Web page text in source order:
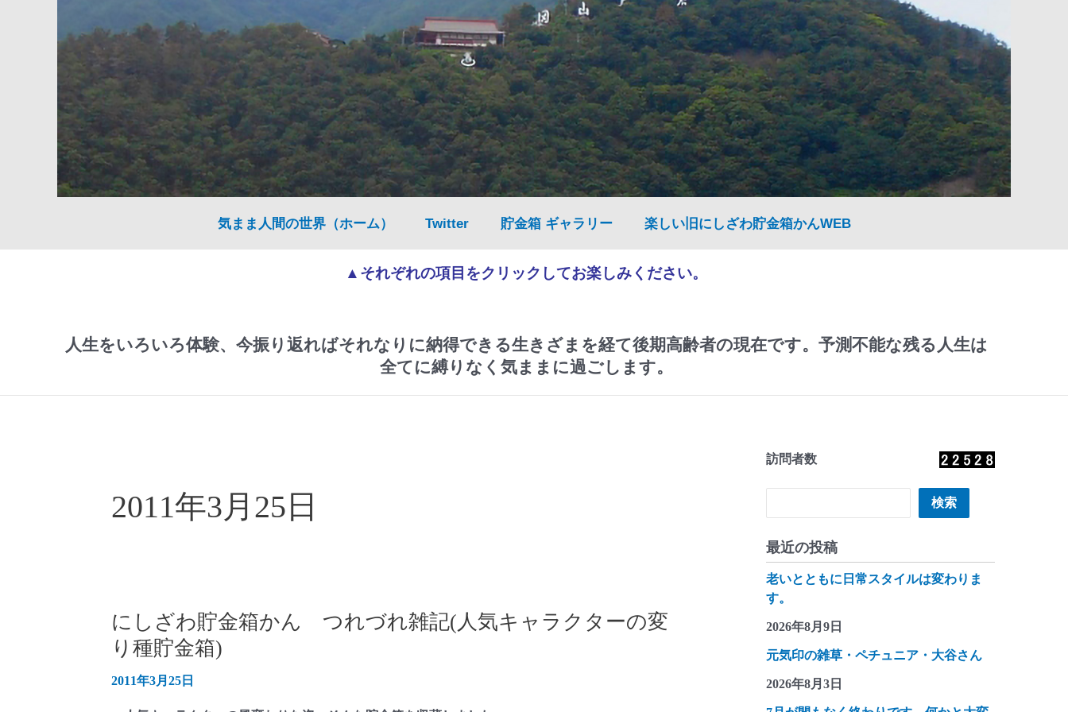
気まま人間の世界（ホーム） Twitter 貯金箱 ギャラリー 楽しい旧にしざわ貯金箱かんWEB
▲それぞれの項目をクリックしてお楽しみください。
人生をいろいろ体験、今振り返ればそれなりに納得できる生きざまを経て後期高齢者の現在です。予測不能な残る人生は
全てに縛りなく気ままに過ごします。
2011年3月25日
にしざわ貯金箱かん つれづれ雑記(人気キャラクターの変
り種貯金箱)
2011年3月25日
訪問者数
検索
最近の投稿
老いとともに日常スタイルは変わりま
す。
2026年8月9日
元気印の雑草・ペチュニア・大谷さん
2026年8月3日